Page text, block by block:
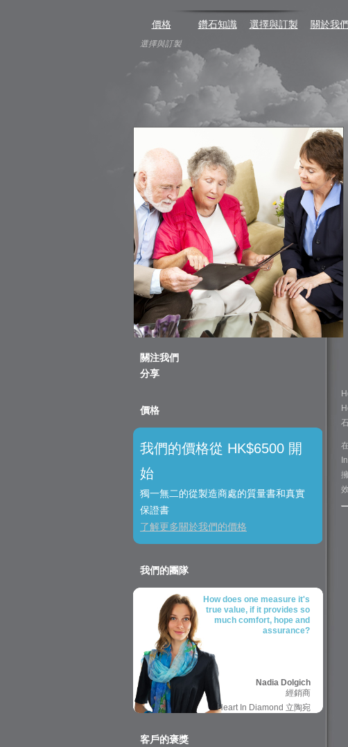
價格 鑽石知識 選擇與訂製 關於我們
選擇與訂製
關注我們
分享
價格
我們的價格從 HK$6500 開
始
獨一無二的從製造商處的質量書和真實
保證書
了解更多關於我們的價格
我們的團隊
How does one measure it's
true value, if it provides so
much comfort, hope and
assurance?
Nadia Dolgich
經銷商
Heart In Diamond 立陶宛
客戶的褒獎